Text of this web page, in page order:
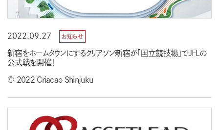
2022.09.27 お知らせ
新宿をホームタウンにするクリアソン新宿が「国立競技場」でJFLの
公式戦を開催！
© 2022 Criacao Shinjuku